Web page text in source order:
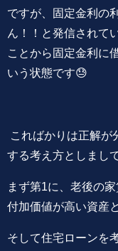
ですが、固定金利の
ん！！と発信されて
ことから固定金利に
いう状態です😓
こればかりは正解が
する考え方としまし
まず第1に、老後の
付加価値が高い資産
そして住宅ローンを